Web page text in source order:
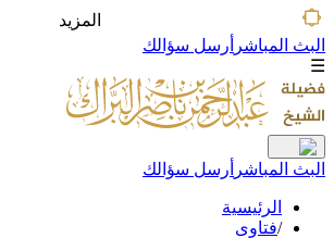
المزيد
البث المباشر أرسل سؤالك
☰
البث المباشر أرسل سؤالك
الرئيسية
/فتاوى